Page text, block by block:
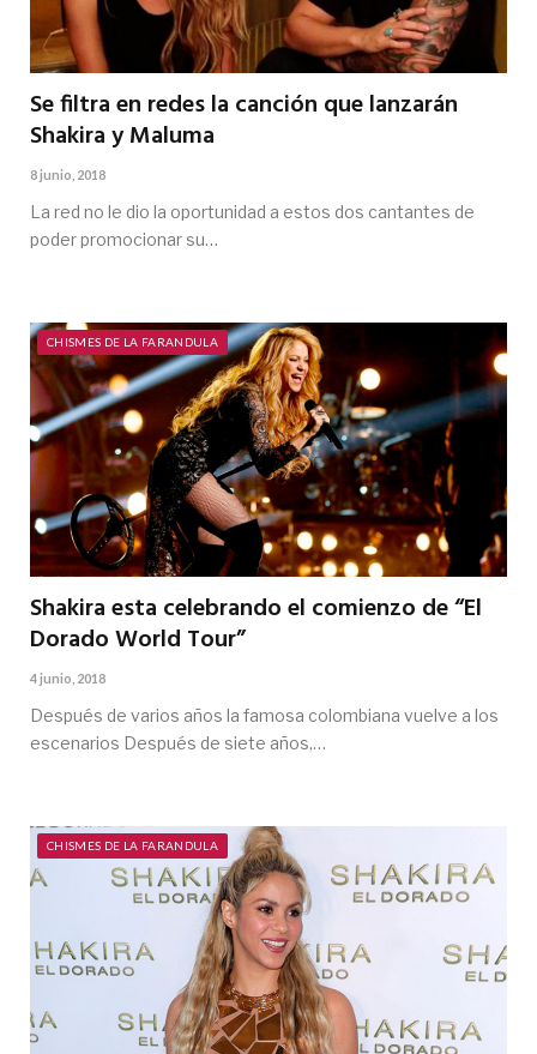
Se filtra en redes la canción que lanzarán
Shakira y Maluma
8 junio, 2018
La red no le dio la oportunidad a estos dos cantantes de
poder promocionar su…
CHISMES DE LA FARANDULA
Shakira esta celebrando el comienzo de “El
Dorado World Tour”
4 junio, 2018
Después de varios años la famosa colombiana vuelve a los
escenarios Después de siete años,…
CHISMES DE LA FARANDULA